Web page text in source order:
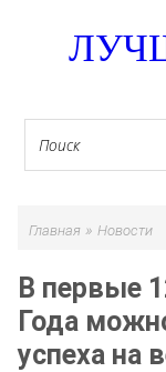
Главная » Новости
В первые
Года
успеха на